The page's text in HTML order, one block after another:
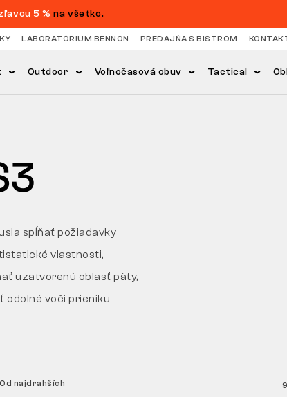
5 % na všetko.
LABORATÓRIUM BENNON PREDAJŇA S BISTROM
Outdoor Voľnočasová obuv Tactical
spĺňať požiadavky
vlastnosti,
uzatvorenú oblasť päty,
odolné voči prieniku
Od najdrahších